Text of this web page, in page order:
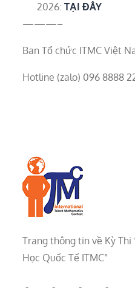
2026:TẠI ĐÂY
———–
Ban Tổ chức ITMC Việt
Hotline (zalo) 096 8888
Trang thông tin về Kỳ Thi
Học Quốc Tế ITMC”